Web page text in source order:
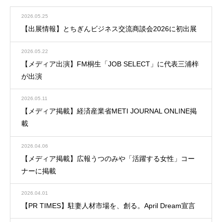
2026.05.25
【出展情報】とちぎんビジネス交流商談会2026に初出展
2026.05.22
【メディア出演】FM桐生「JOB SELECT」に代表三浦梓
が出演
2026.05.11
【メディア掲載】経済産業省METI JOURNAL ONLINE掲
載
2026.04.06
【メディア掲載】広報うつのみや「活躍する女性」コー
ナーに掲載
2026.04.01
【PR TIMES】駐妻人材市場を、創る。April Dream宣言